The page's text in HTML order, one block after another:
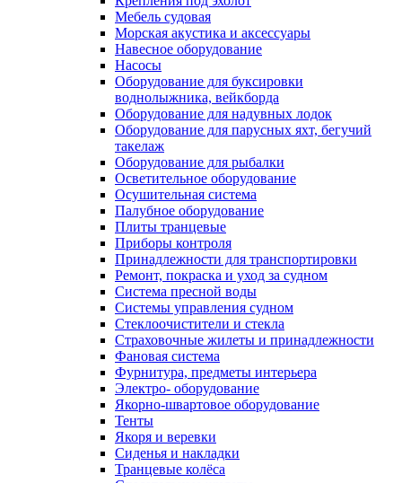
Мебель судовая
Морская акустика и аксессуары
Навесное оборудование
Насосы
Оборудование для буксировки
воднолыжника, вейкборда
Оборудование для надувных лодок
Оборудование для парусных яхт, бегучий
такелаж
Оборудование для рыбалки
Осветительное оборудование
Осушительная система
Палубное оборудование
Плиты транцевые
Приборы контроля
Принадлежности для транспортировки
Ремонт, покраска и уход за судном
Система пресной воды
Системы управления судном
Стеклоочистители и стекла
Страховочные жилеты и принадлежности
Фановая система
Фурнитура, предметы интерьера
Электро- оборудование
Якорно-швартовое оборудование
Тенты
Якоря и веревки
Сиденья и накладки
Транцевые колёса